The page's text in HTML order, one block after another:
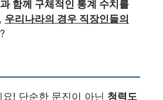
함께 구체적인 통계 수치를
우리나라의 경우 직장인들의
요! 단순한 문진이 아닌 청력도